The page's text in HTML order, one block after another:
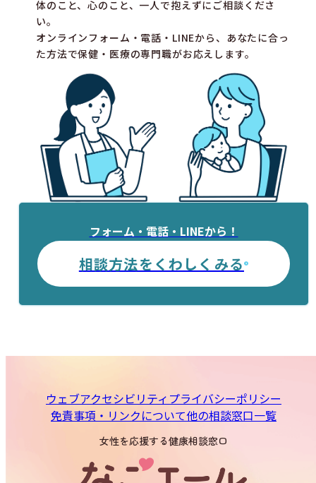
体のこと、心のこと、一人で抱えずにご相談くださ
い。
オンラインフォーム・電話・LINEから、あなたに合っ
た方法で保健・医療の専門職がお応えします。
フォーム・電話・LINEから！
相談方法をくわしくみる
ウェブアクセシビリティ プライバシーポリシー
免責事項・リンクについて他の相談窓口一覧
女性を応援する健康相談窓口